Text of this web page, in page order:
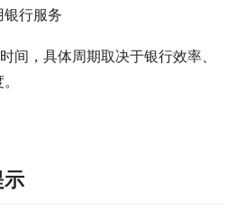
行服务
间，具体周期取决于银行效率、
示